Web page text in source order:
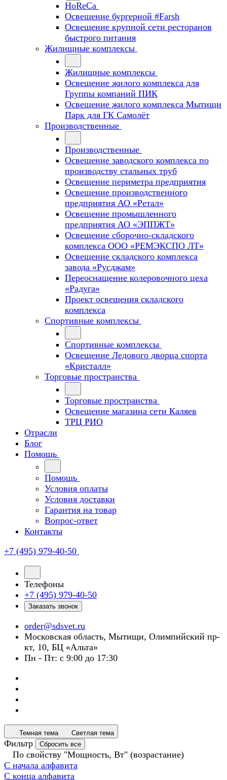
HoReCa
Освещение бургерной #Farsh
Освещение крупной сети ресторанов
быстрого питания
Жилищные комплексы
Жилищные комплексы
Освещение жилого комплекса для
Группы компаний ПИК
Освещение жилого комплекса Мытищи
Парк для ГК Самолёт
Производственные
Производственные
Освещение заводского комплекса по
производству стальных труб
Освещение периметра предприятия
Освещение производственного
предприятия АО «Ретал»
Освещение промышленного
предприятия АО «ЭППЖТ»
Освещение сборочно-складского
комплекса ООО «РЕМЭКСПО ЛТ»
Освещение складского комплекса
завода «Русджам»
Переоснащение колеровочного цеха
«Радуга»
Проект освещения складского
комплекса
Спортивные комплексы
Спортивные комплексы
Освещение Ледового дворца спорта
«Кристалл»
Торговые пространства
Торговые пространства
Освещение магазина сети Каляев
ТРЦ РИО
Отрасли
Блог
Помощь
Помощь
Условия оплаты
Условия доставки
Гарантия на товар
Вопрос-ответ
Контакты
+7 (495) 979-40-50
Телефоны
+7 (495) 979-40-50
Заказать звонок
order@sdsvet.ru
Московская область, Мытищи, Олимпийский пр-
кт, 10, БЦ «Альта»
Пн - Пт: с 9:00 до 17:30
Темная тема Светлая тема
Фильтр Сбросить все
По свойству "Мощность, Вт" (возрастание)
С начала алфавита
С конца алфавита